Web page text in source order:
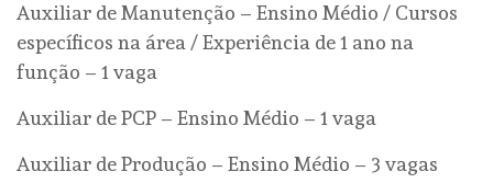
Auxiliar de Manutenção – Ensino Médio / Cursos
específicos na área / Experiência de 1 ano na
função – 1 vaga
Auxiliar de PCP – Ensino Médio – 1 vaga
Auxiliar de Produção – Ensino Médio – 3 vagas